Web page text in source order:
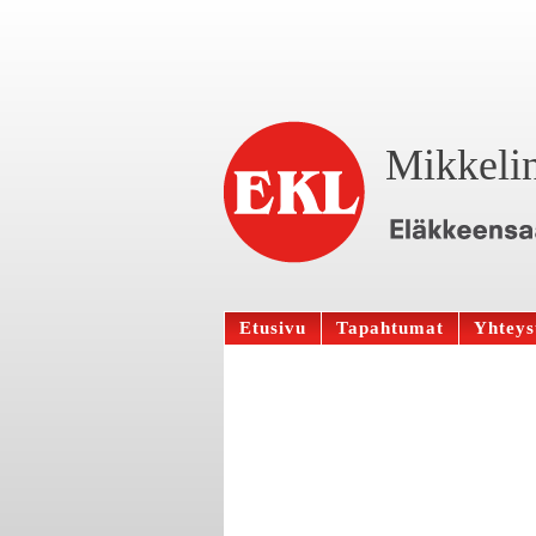
Etusivu Tapahtumat